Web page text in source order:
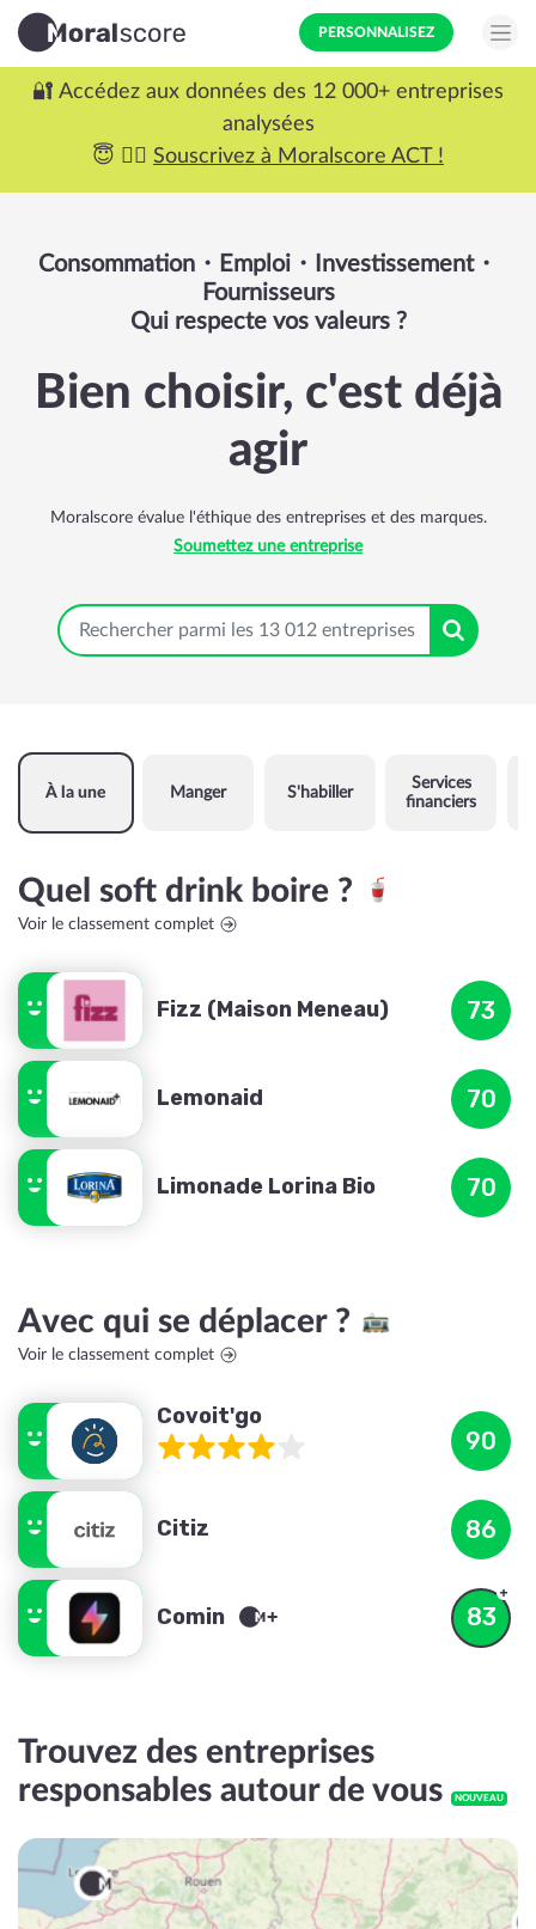
PERSONNALISEZ
🔐 Accédez aux données des 12 000+ entreprises
analysées
😇 ✊🏼 Souscrivez à Moralscore ACT !
Consommation・Emploi・Investissement・
Fournisseurs
Qui respecte vos valeurs ?
Bien choisir, c'est déjà
agir
Moralscore évalue l'éthique des entreprises et des marques.
Soumettez une entreprise
À la une Manger S'habiller
Services
financiers
Quel soft drink boire ?
Voir le classement complet
Fizz (Maison Meneau) 73
Lemonaid 70
Limonade Lorina Bio 70
Avec qui se déplacer ?
Voir le classement complet
Covoit'go
90
Citiz 86
Comin 83
Trouvez des entreprises
responsables autour de vous
NOUVEAU